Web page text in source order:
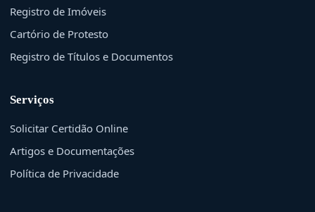
Registro de Imóveis
Cartório de Protesto
Registro de Títulos e Documentos
Serviços
Solicitar Certidão Online
Artigos e Documentações
Política de Privacidade